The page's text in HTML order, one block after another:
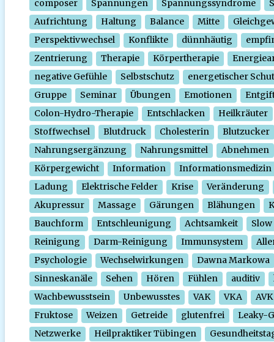
composer Spannungen Spannungssyndrome
Aufrichtung
Haltung Balance Mitte
Perspektivwechsel
Konflikte dünnhäutig
Zentrierung
Therapie Körpertherapie
negative Gefühle
Selbstschutz
energetischer
Gruppe
Seminar Übungen Emotionen
Colon-Hydro-Therapie
Entschlacken
Heilkräuter
Stoffwechsel
Blutdruck Cholesterin
Blutzucker
Nahrungsergänzung
Nahrungsmittel
Abnehmen
Körpergewicht
Information
Informationsmedizin
Ladung
Elektrische Felder Krise
Veränderung
Akupressur
Massage Gärungen Blähungen
Bauchform
Entschleunigung Achtsamkeit
Slow
Reinigung
Darm-Reinigung Immunsystem
Psychologie
Wechselwirkungen
Dawna Markowa
Sinneskanäle
Sehen Hören Fühlen auditiv
Wachbewusstsein
Unbewusstes VAK VKA
AVK
Fruktose
Weizen Getreide glutenfrei
Leaky-
Netzwerke
Heilpraktiker Tübingen